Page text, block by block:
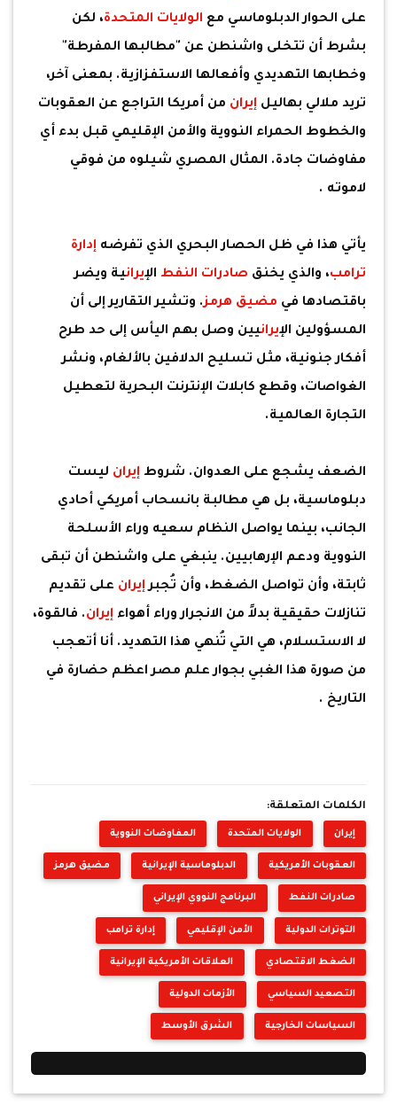
على الحوار الدبلوماسي مع الولايات المتحدة، لكن
بشرط أن تتخلى واشنطن عن "مطالبها المفرطة"
وخطابها التهديدي وأفعالها الاستفزازية. بمعنى آخر،
تريد ملالي بهاليلإيران من أمريكا التراجع عن العقوبات
والخطوط الحمراء النووية والأمن الإقليمي قبل بدء أي
مفاوضات جادة. المثال المصري شيلوه من فوقي
لاموته .
يأتي هذا في ظل الحصار البحري الذي تفرضه إدارة
ترامب، والذي يخنق صادرات النفط الإيرانية ويضر
باقتصادها في مضيق هرمز. وتشير التقارير إلى أن
المسؤولين الإيرانيين وصل بهم اليأس إلى حد طرح
أفكار جنونية، مثل تسليح الدلافين بالألغام، ونشر
الغواصات، وقطع كابلات الإنترنت البحرية لتعطيل
التجارة العالمية.
الضعف يشجع على العدوان. شروطإيران ليست
دبلوماسية، بل هي مطالبة بانسحاب أمريكي أحادي
الجانب، بينما يواصل النظام سعيه وراء الأسلحة
النووية ودعم الإرهابيين. ينبغي على واشنطن أن تبقى
ثابتة، وأن تواصل الضغط، وأن تُجبرإيران على تقديم
تنازلات حقيقية بدلاً من الانجرار وراء أهواءإيران. فالقوة،
لا الاستسلام، هي التي تُنهي هذا التهديد. أنا أتعجب
من صورة هذا الغبي بجوار علم مصر اعظم حضارة في
التاريخ .
الكلمات المتعلقة:
إيران الولايات المتحدة المفاوضات النووية
العقوبات الأمريكية الدبلوماسية الإيرانية مضيق هرمز
صادرات النفط البرنامج النووي الإيراني
التوترات الدولية الأمن الإقليمي إدارة ترامب
الضغط الاقتصادي العلاقات الأمريكية الإيرانية
التصعيد السياسي الأزمات الدولية
السياسات الخارجية الشرق الأوسط